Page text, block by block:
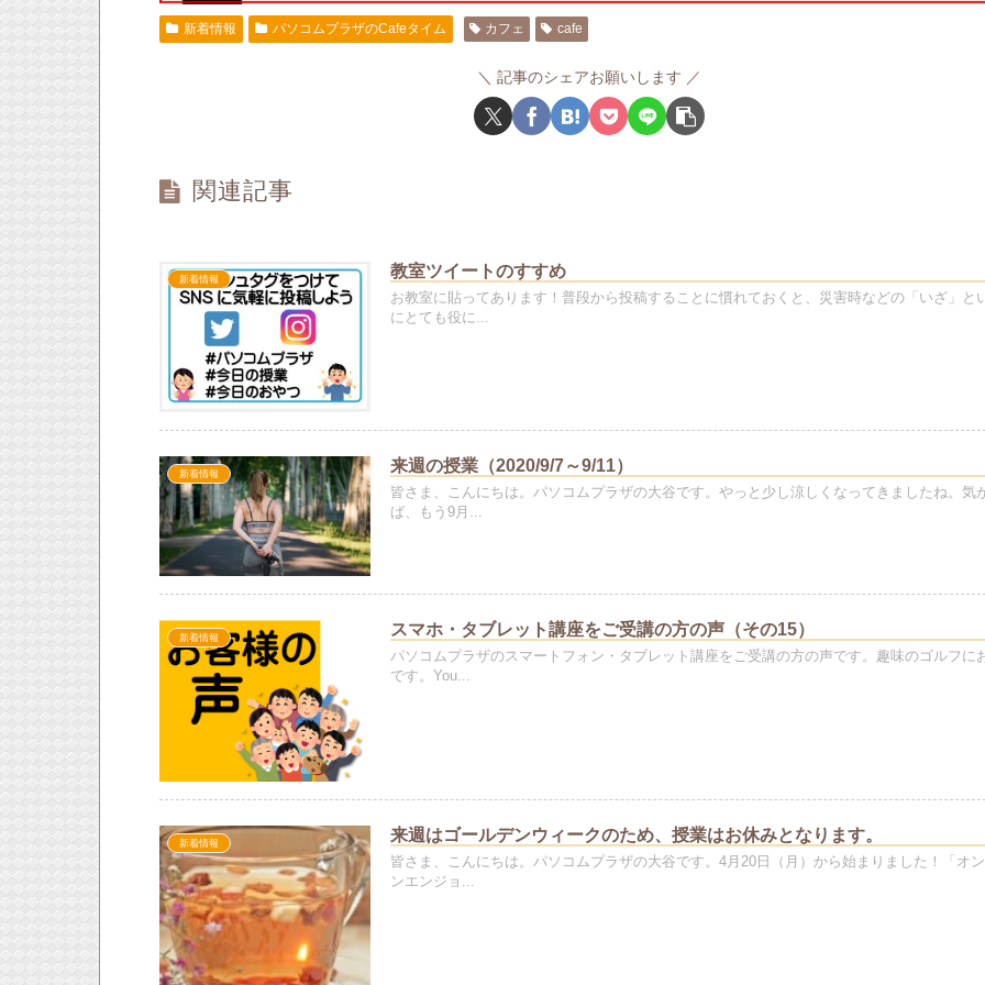
新着情報 パソコムプラザのCafeタイム カフェ cafe
記事のシェアお願いします
関連記事
新着情報 教室ツイートのすすめ
お教室に貼ってあります！普段から投稿することに慣れておくと、災害時などの「いざ」と
にとても役に...
新着情報 来週の授業（2020/9/7～9/11）
皆さま、こんにちは。パソコムプラザの大谷です。やっと少し涼しくなってきましたね。気
ば、もう9月...
新着情報 スマホ・タブレット講座をご受講の方の声（その15）
パソコムプラザのスマートフォン・タブレット講座をご受講の方の声です。趣味のゴルフに
です。You...
新着情報 来週はゴールデンウィークのため、授業はお休みとなります。
皆さま、こんにちは。パソコムプラザの大谷です。4月20日（月）から始まりました！「オ
ンエンジョ...